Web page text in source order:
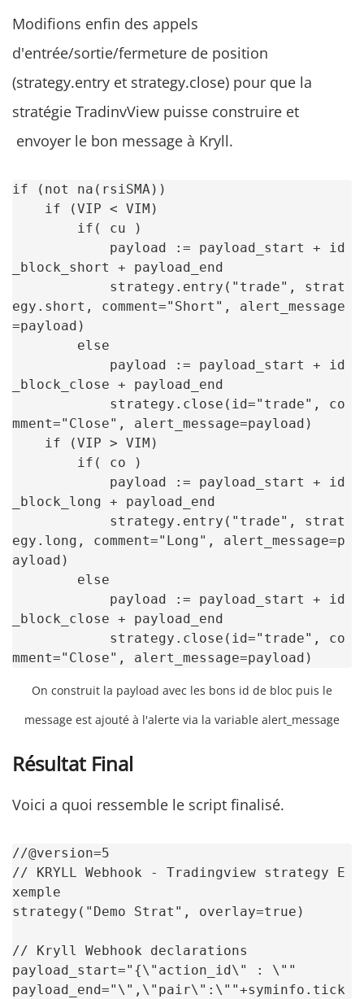
Modifions enfin des appels
d'entrée/sortie/fermeture de position
(strategy.entry et strategy.close) pour que la
stratégie TradinvView puisse construire et
envoyer le bon message à Kryll.
if (not na(rsiSMA))
_block_short + payload_end
egy.short, comment="Short", alert_message
=payload)
_block_close + payload_end
mment="Close", alert_message=payload)
_block_long + payload_end
egy.long, comment="Long", alert_message=p
ayload)
_block_close + payload_end
mment="Close", alert_message=payload)
On construit la payload avec les bons id de bloc puis le
message est ajouté à l'alerte via la variable alert_message
Résultat Final
Voici a quoi ressemble le script finalisé.
//@version=5
// KRYLL Webhook - Tradingview strategy E
xemple
strategy("Demo Strat", overlay=true)
// Kryll Webhook declarations
payload_start="{\"action_id\" : \""
payload_end="\",\"pair\":\""+syminfo.tick